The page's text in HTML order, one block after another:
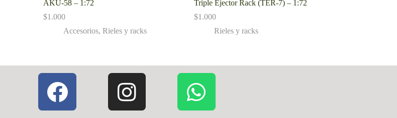
AKU-58 – 1:72
$1.000
Accesorios, Rieles y racks
Triple Ejector Rack (TER-7) – 1:72
$1.000
Rieles y racks